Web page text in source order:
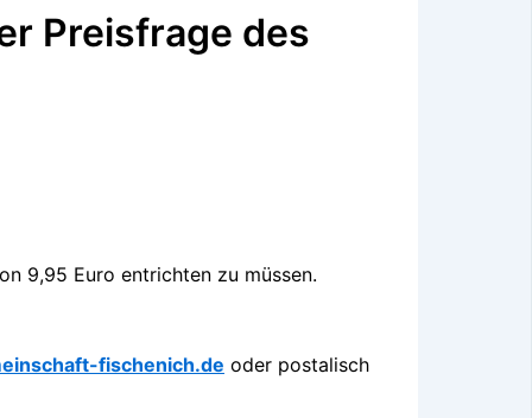
Preisfrage des
9,95 Euro entrichten zu müssen.
fischenich.de oder postalisch